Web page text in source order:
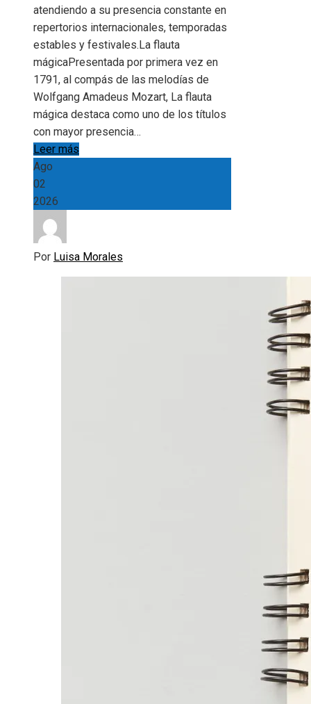
atendiendo a su presencia constante en
repertorios internacionales, temporadas
estables y festivales.La flauta
mágicaPresentada por primera vez en
1791, al compás de las melodías de
Wolfgang Amadeus Mozart, La flauta
mágica destaca como uno de los títulos
con mayor presencia…
Leer más
Ago
02
2026
Por Luisa Morales